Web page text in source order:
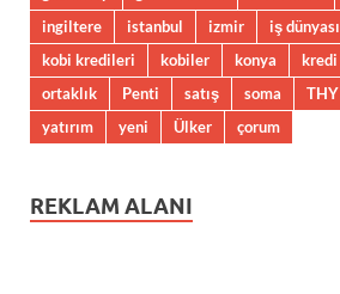
ingiltere
istanbul izmir iş dünyası
kobi kredileri
kobiler konya kredi
ortaklık
Penti satış soma THY
yatırım
yeni Ülker çorum
REKLAM ALANI